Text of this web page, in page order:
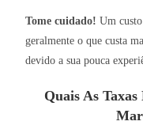
Tome cuidado! Um
geralmente o que custa
devido a sua pouca
Quais As